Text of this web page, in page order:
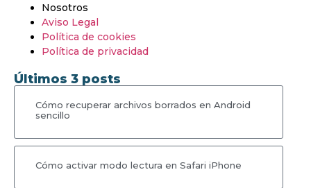
Nosotros
Aviso Legal
Política de cookies
Política de privacidad
Últimos 3 posts
Cómo recuperar archivos borrados en Android
sencillo
Cómo activar modo lectura en Safari iPhone